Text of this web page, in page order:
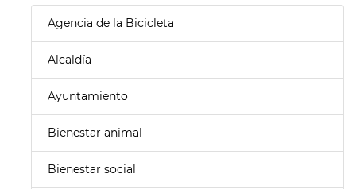
Agencia de la Bicicleta
Alcaldía
Ayuntamiento
Bienestar animal
Bienestar social